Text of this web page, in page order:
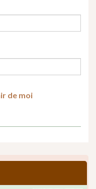
de moi